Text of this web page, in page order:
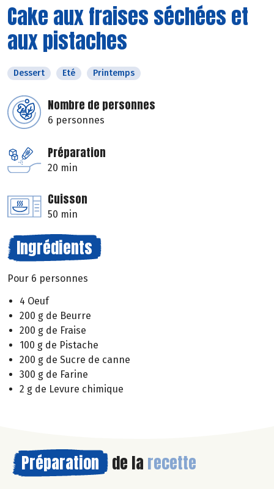
Cake aux fraises séchées et
aux pistaches
Dessert Eté Printemps
Nombre de personnes
6 personnes
Préparation
20 min
Cuisson
50 min
Ingrédients
Pour 6 personnes
4 Oeuf
200 g de Beurre
200 g de Fraise
100 g de Pistache
200 g de Sucre de canne
300 g de Farine
2 g de Levure chimique
Préparation de la recette